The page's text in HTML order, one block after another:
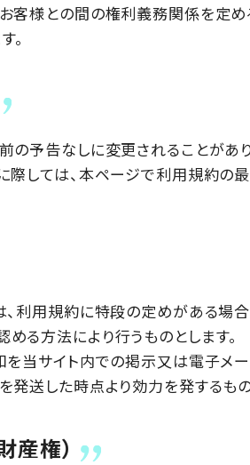
客様との間の権利義務関係を定め
。
の予告なしに変更されることがあ
際しては、本ページで利用規約の
利用規約に特段の定めがある場合
る方法により行うものとします。
当サイト内での掲示又は電子メー
発送した時点より効力を発するもの
産権）